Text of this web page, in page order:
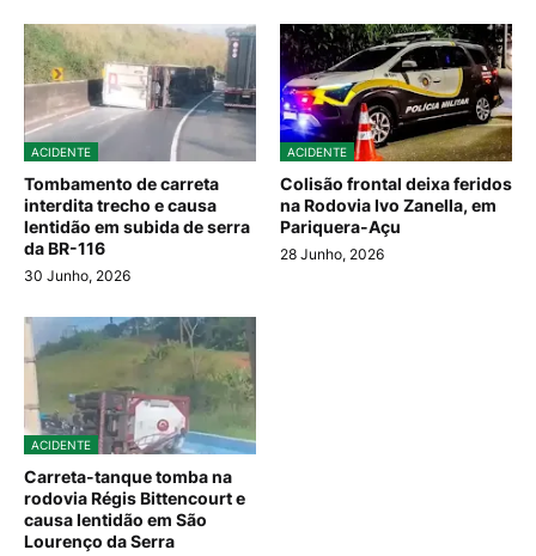
ACIDENTE
Tombamento de carreta
interdita trecho e causa
lentidão em subida de serra
da BR-116
30 Junho, 2026
ACIDENTE
Colisão frontal deixa feridos
na Rodovia Ivo Zanella, em
Pariquera-Açu
28 Junho, 2026
ACIDENTE
Carreta-tanque tomba na
rodovia Régis Bittencourt e
causa lentidão em São
Lourenço da Serra